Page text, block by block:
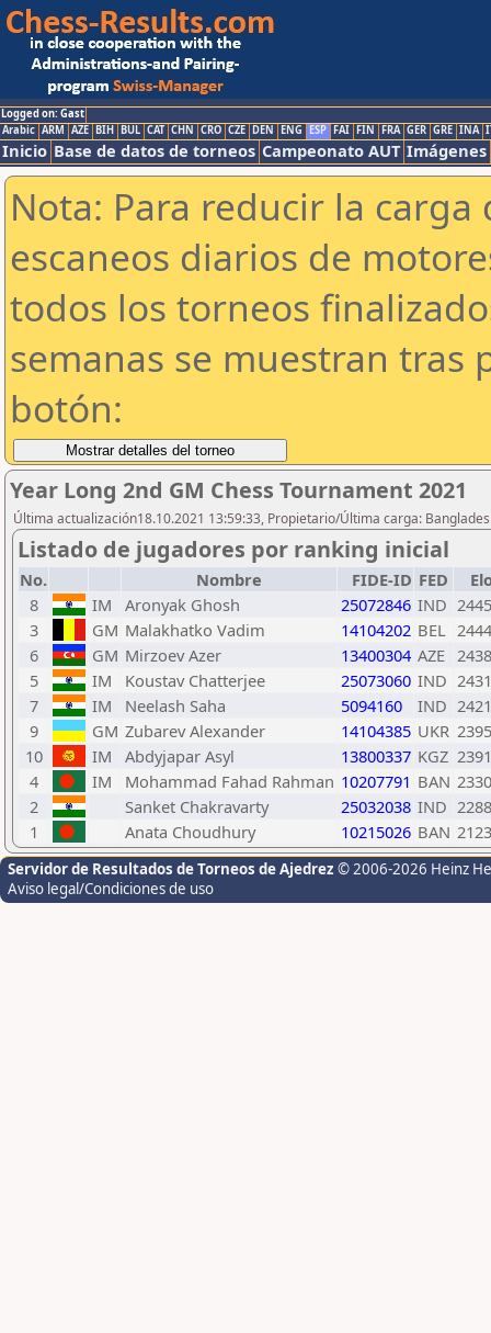
Logged on: Gast
Arabic ARM AZE BIH BUL CAT CHN CRO CZE DEN ENG ESP FAI FIN FRA GER GRE INA
Inicio Base de datos de torneos Campeonato AUT Imágenes
Nota: Para reducir la
escaneos diarios de
todos los torneos
semanas se muestran tras
botón:
Year Long 2nd GM Chess Tournament 2021
Última actualización18.10.2021 13:59:33, Propietario/Última carga:
Listado de jugadores por ranking inicial
No. Nombre FIDE-ID FED
8
IM Aronyak Ghosh 25072846 IND 2445
3
GM Malakhatko Vadim 14104202 BEL 2444
6
GM Mirzoev Azer 13400304 AZE 2438
5
IM Koustav Chatterjee 25073060 IND 2431
7
IM Neelash Saha 5094160 IND 2421
9
GM Zubarev Alexander 14104385 UKR 2395
10
IM Abdyjapar Asyl 13800337 KGZ 2391
4
IM Mohammad Fahad Rahman 10207791 BAN 2330
2
Sanket Chakravarty 25032038 IND 2288
1
Anata Choudhury 10215026 BAN 2123
Servidor de Resultados de Torneos de Ajedrez © 2006-2026 Heinz
Aviso legal/Condiciones de uso